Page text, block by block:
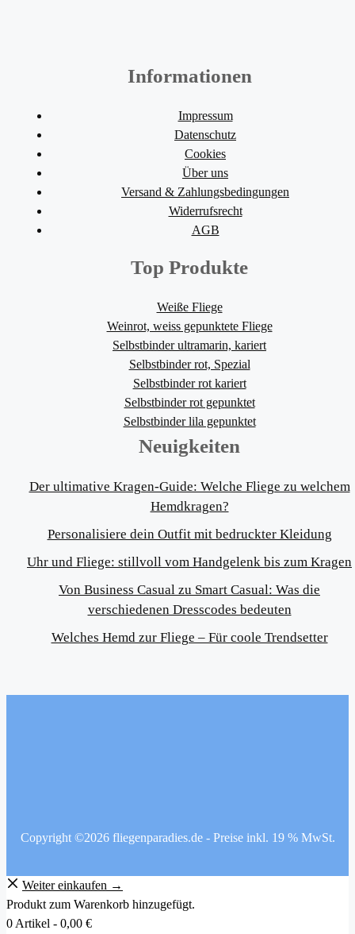
Informationen
Impressum
Datenschutz
Cookies
Über uns
Versand & Zahlungsbedingungen
Widerrufsrecht
AGB
Top Produkte
Weiße Fliege
Weinrot, weiss gepunktete Fliege
Selbstbinder ultramarin, kariert
Selbstbinder rot, Spezial
Selbstbinder rot kariert
Selbstbinder rot gepunktet
Selbstbinder lila gepunktet
Neuigkeiten
Der ultimative Kragen-Guide: Welche Fliege zu welchem
Hemdkragen?
Personalisiere dein Outfit mit bedruckter Kleidung
Uhr und Fliege: stillvoll vom Handgelenk bis zum Kragen
Von Business Casual zu Smart Casual: Was die
verschiedenen Dresscodes bedeuten
Welches Hemd zur Fliege – Für coole Trendsetter
Copyright ©2026 fliegenparadies.de - Preise inkl. 19 % MwSt.
Weiter einkaufen →
Produkt zum Warenkorb hinzugefügt.
0 Artikel - 0,00 €